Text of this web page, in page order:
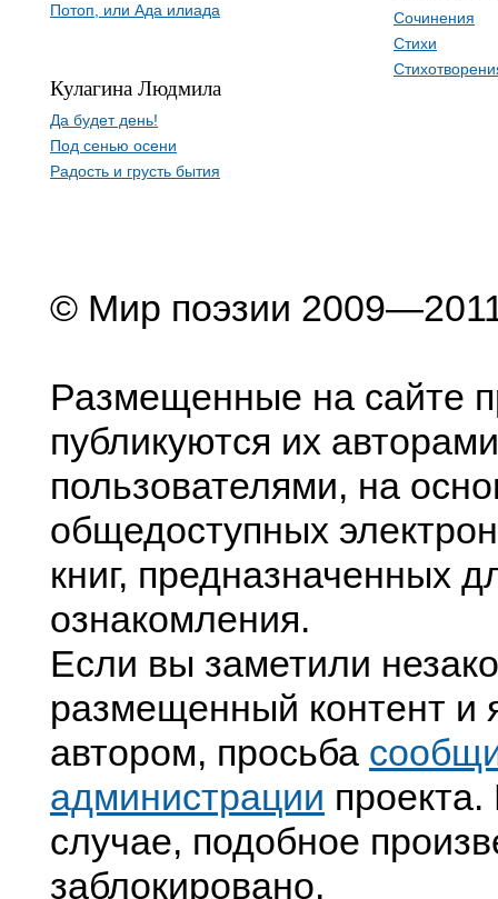
Потоп, или Ада илиада
Кулагина Людмила
Да будет день!
Под сенью осени
Радость и грусть бытия
Сочинения
Стихи
© Мир поэзии
Размещенные на сайте
публикуются их
пользователями, на
общедоступных
книг, предназначенных
ознакомления.
Если вы заметили
размещенный контент и
автором, просьба
администрации
случае, подобное
заблокировано.